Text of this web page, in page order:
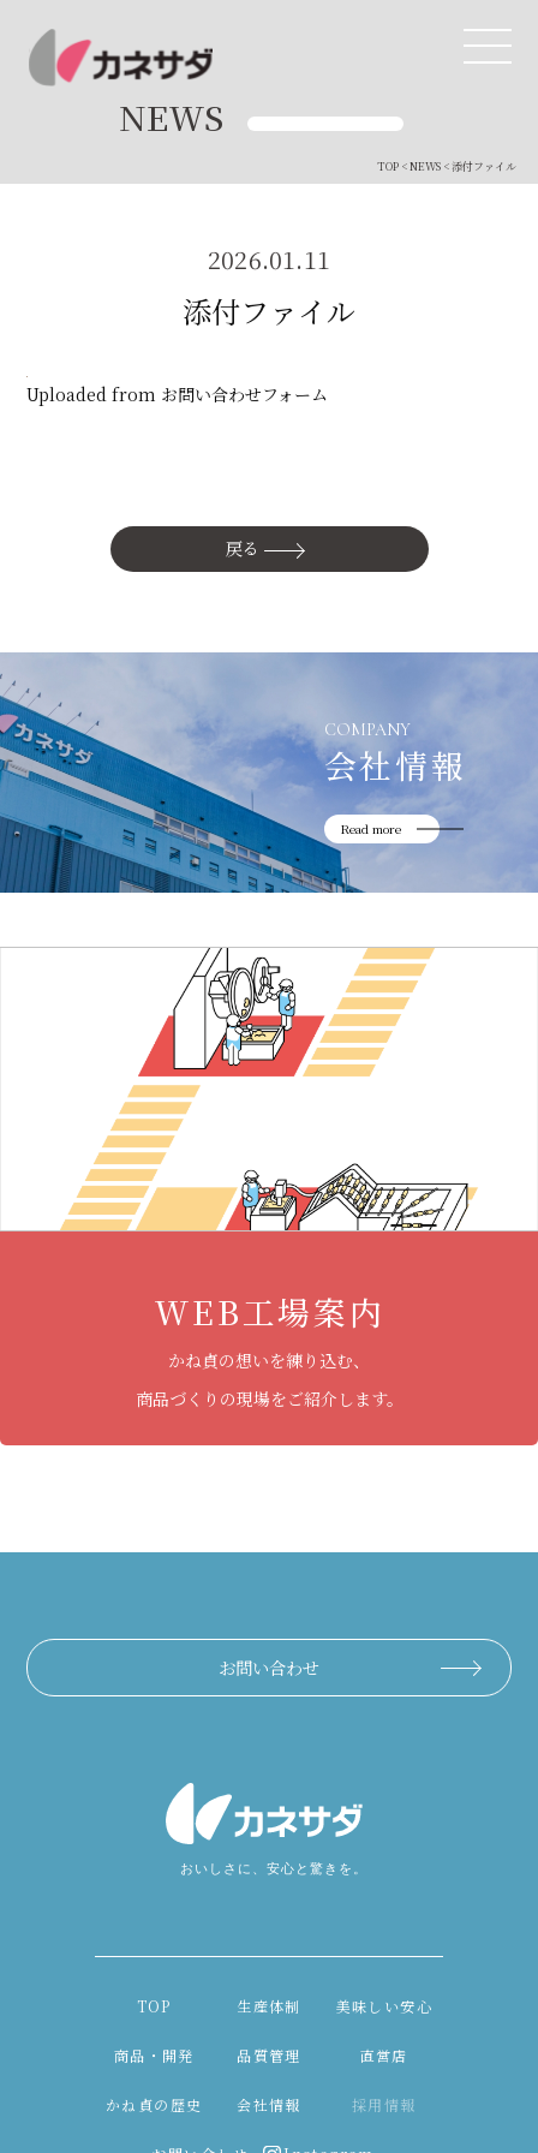
TOP
生産体制
美味しい安心
かね貞の歴史
NEWS
TOP<NEWS< 添付ファイル
2026.01.11
添付ファイル
Uploaded from お問い合わせフォーム
戻る
COMPANY
会社情報
Read more
WEB工場案内
かね貞の想いを練り込む、
商品づくりの現場をご紹介します。
お問い合わせ
TOP 生産体制 美味しい安心
商品・開発 品質管理 直営店
かね貞の歴史 会社情報 採用情報